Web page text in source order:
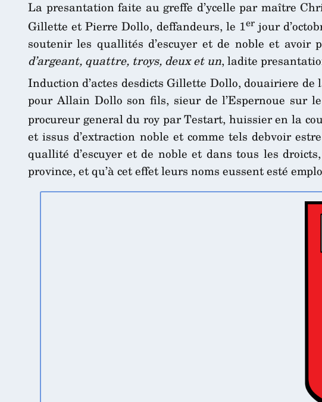
La presantation faite au greffe d’ycelle par maître
Gillette et Pierre Dollo, deffandeurs, le 1erjour
soutenir les quallités d’escuyer et de noble et avoir
d’argeant, quattre, troys, deux et un, ladite
Induction d’actes desdicts Gillette Dollo, douairiere
pour Allain Dollo son fils, sieur de l’Espernoue
procureur general du roy par Testart, huissier en la
et issus d’extraction noble et comme tels debvoir
quallité d’escuyer et de noble et dans tous les
province, et qu’à cet effet leurs noms eussent esté